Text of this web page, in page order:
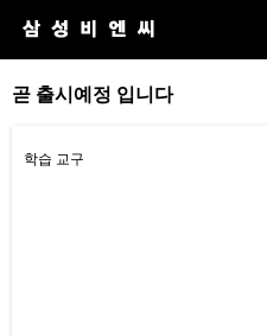
곧 출시예정 입니다
학습 교구